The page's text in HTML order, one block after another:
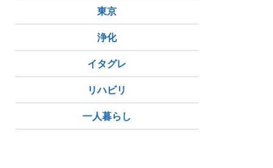
東京
浄化
イタグレ
リハビリ
一人暮らし